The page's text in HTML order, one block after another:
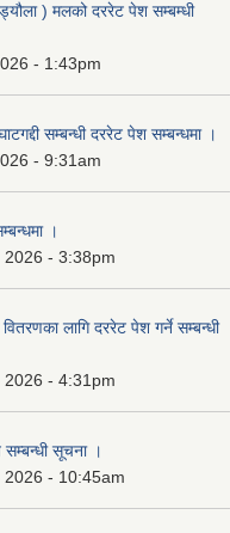
) मलको दररेट पेश सम्बम्धी
- 1:43pm
सम्बन्धी दररेट पेश सम्बन्धमा ।
- 9:31am
।
2026 - 3:38pm
लागि दररेट पेश गर्ने सम्बन्धी
2026 - 4:31pm
सम्बन्धी सूचना ।
2026 - 10:45am